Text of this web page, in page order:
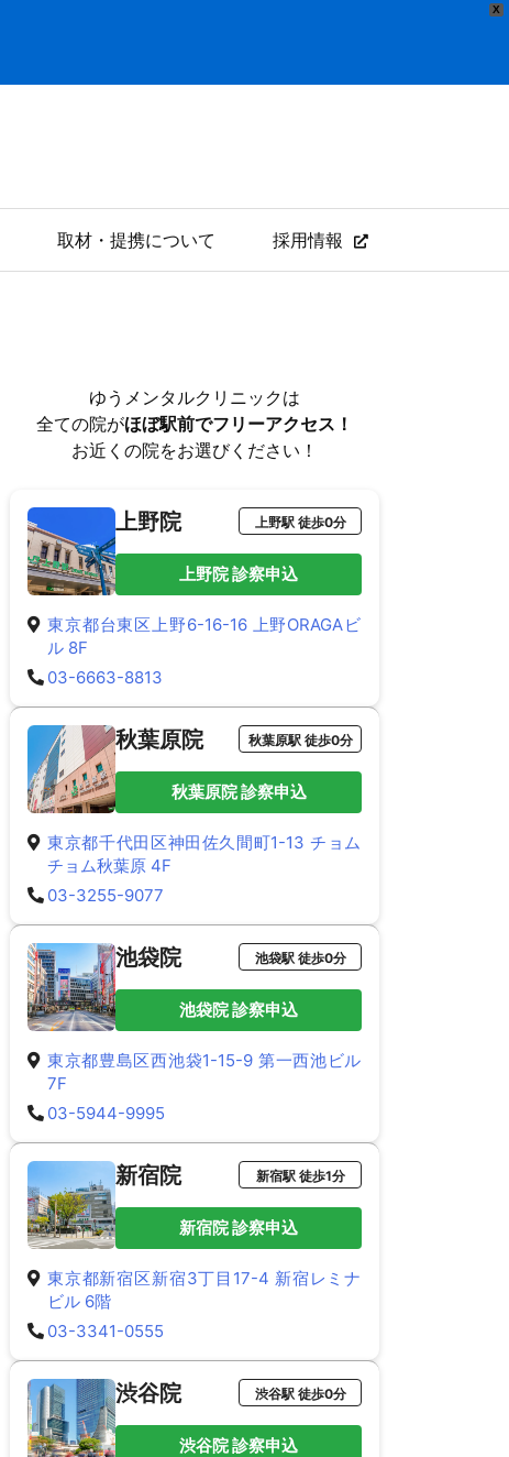
X
取材・提携について 採用情報
ゆうメンタルクリニックは
全ての院がほぼ駅前でフリーアクセス！
お近くの院をお選びください！
上野院 上野駅 徒歩0分
上野院 診察申込
東京都台東区上野6-16-16 上野ORAGAビ
ル 8F
03-6663-8813
秋葉原院 秋葉原駅 徒歩0分
秋葉原院 診察申込
東京都千代田区神田佐久間町1-13 チョム
チョム秋葉原 4F
03-3255-9077
池袋院 池袋駅 徒歩0分
池袋院 診察申込
東京都豊島区西池袋1-15-9 第一西池ビル
7F
03-5944-9995
新宿院 新宿駅 徒歩1分
新宿院 診察申込
東京都新宿区新宿3丁目17-4 新宿レミナ
ビル 6階
03-3341-0555
渋谷院 渋谷駅 徒歩0分
渋谷院 診察申込